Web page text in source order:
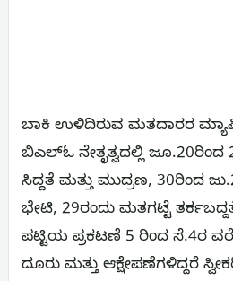
ಬಾಕಿ ಉಳಿದಿರುವ ಮತದಾರರ
ಬಿಎಲ್‌ಓ ನೇತೃತ್ವದಲ್ಲಿ
ಸಿದ್ದತೆ ಮತ್ತು ಮುದ್ರಣ, 30ರಿಂದ
ಭೇಟಿ, 29ರಂದು ಮತಗಟ್ಟೆ
ಪಟ್ಟಿಯ ಪ್ರಕಟಣೆ 5 ರಿಂದ ಸೆ.4ರ
ದೂರು ಮತ್ತು ಆಕ್ಷೇಪಣೆಗಳಿದ್ದರೆ